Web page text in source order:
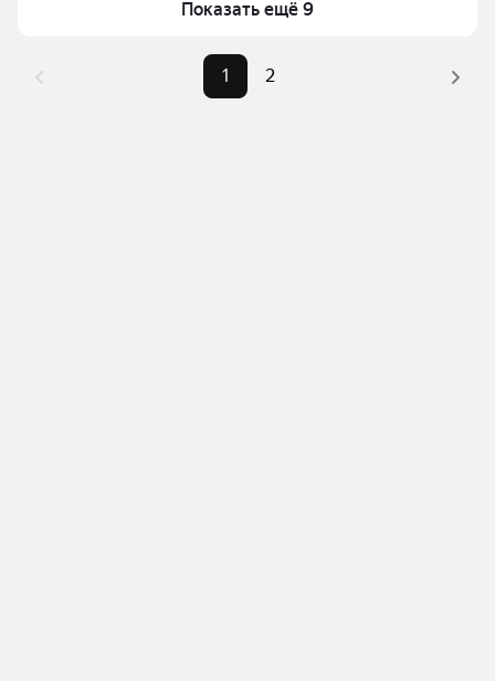
комбинации фильтров, например «» или «»
можете отсортировать результаты по стоимости
квадратного метра или площади
Показать ещё 9
1 2